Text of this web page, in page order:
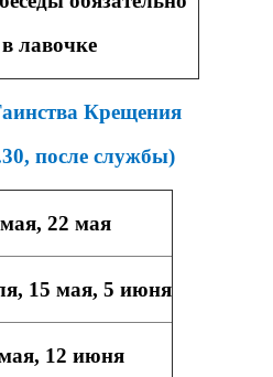
лавочке
Крещения
после службы)
22 мая
15 мая, 5 июня
12 июня